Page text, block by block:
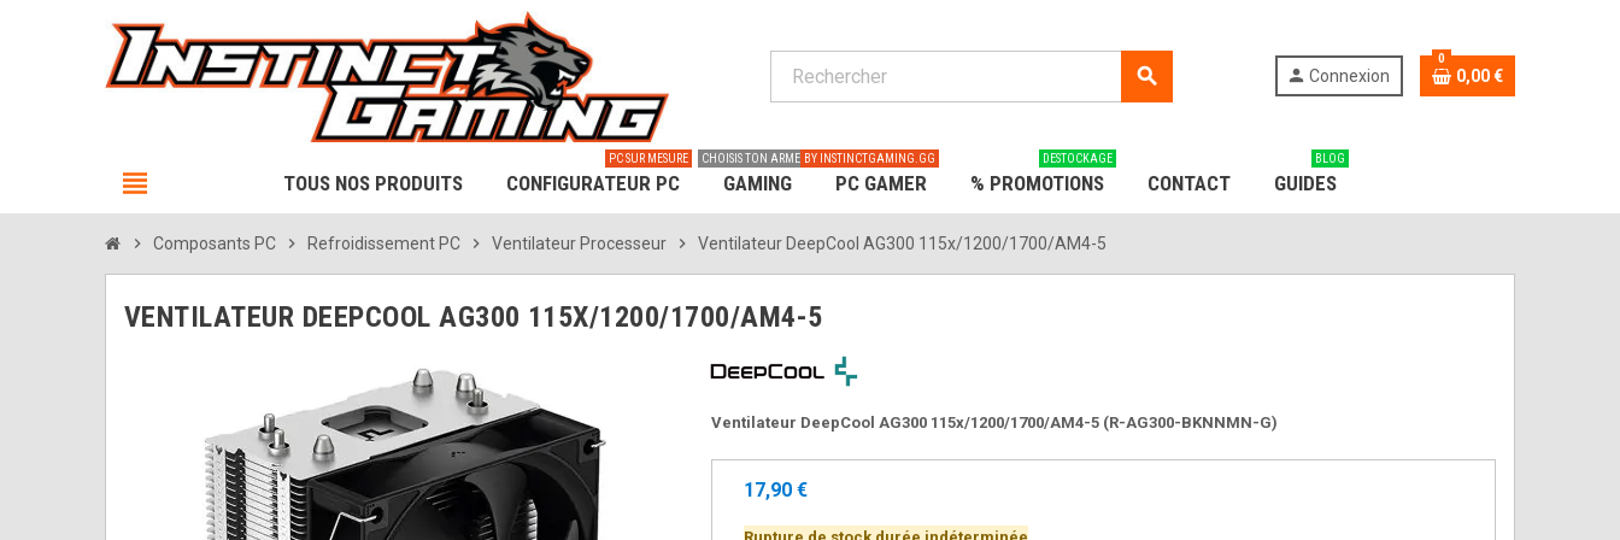
search person Connexion
0
0,00 €
view_headline TOUS NOS PRODUITS CONFIGURATEUR PC
PC SUR MESURE
GAMING
CHOISIS TON ARME
PC GAMER
BY INSTINCTGAMING.GG
% PROMOTIONS
DESTOCKAGE
CONTACT GUIDES
BLOG
chevron_right Composants PC chevron_right Refroidissement PC chevron_right Ventilateur Processeur chevron_right Ventilateur DeepCool AG300 115x/1200/1700/AM4-5
VENTILATEUR DEEPCOOL AG300 115X/1200/1700/AM4-5
Ventilateur DeepCool AG300 115x/1200/1700/AM4-5 (R-AG300-BKNNMN-G)
17,90 €